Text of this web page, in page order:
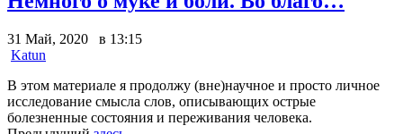
31 Май, 2020 в 13:15
Katun
В этом материале я продолжу (вне)научное и просто личное
исследование смысла слов, описывающих острые
болезненные состояния и переживания человека.